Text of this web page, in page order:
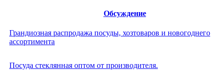
Обсуждение
Грандиозная распродажа посуды, хозтоваров и новогоднего
ассортимента
Посуда стеклянная оптом от производителя.